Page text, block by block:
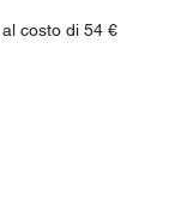
costo di 54 €